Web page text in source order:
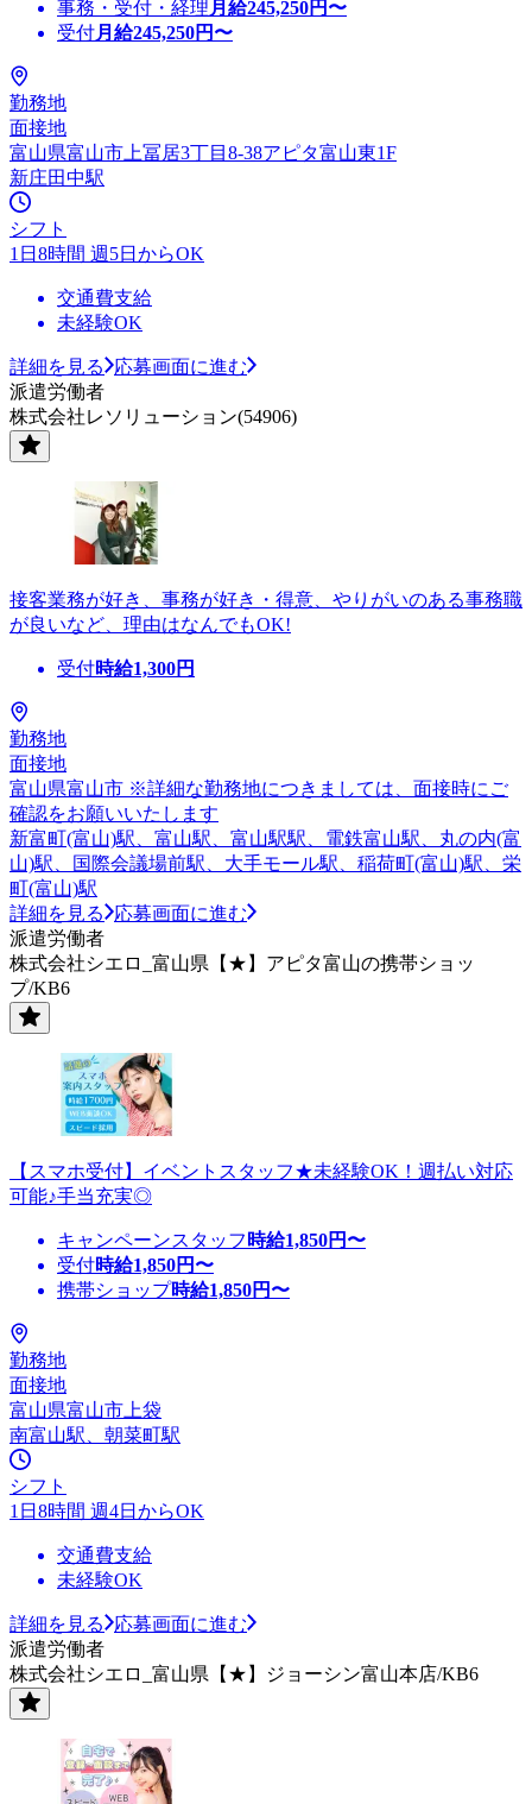
事務・受付・経理 月給245,250円〜
受付月給245,250円〜
勤務地
面接地
富山県富山市上冨居3丁目8-38アピタ富山東1F
新庄田中駅
シフト
1日8時間 週5日からOK
交通費支給
未経験OK
詳細を見る
応募画面に進む
派遣労働者
株式会社レソリューション(54906)
接客業務が好き、事務が好き・得意、やりがいのある事務職
が良いなど、理由はなんでもOK!
受付時給1,300円
勤務地
面接地
富山県富山市 ※詳細な勤務地につきましては、面接時にご
確認をお願いいたします
新富町(富山)駅、富山駅、富山駅駅、電鉄富山駅、丸の内(富
山)駅、国際会議場前駅、大手モール駅、稲荷町(富山)駅、栄
町(富山)駅
詳細を見る
応募画面に進む
派遣労働者
株式会社シエロ_富山県【★】アピタ富山の携帯ショッ
プ/KB6
【スマホ受付】イベントスタッフ★未経験OK！週払い対応
可能♪手当充実◎
キャンペーンスタッフ 時給1,850円〜
受付時給1,850円〜
携帯ショップ時給1,850円〜
勤務地
面接地
富山県富山市上袋
南富山駅、朝菜町駅
シフト
1日8時間 週4日からOK
交通費支給
未経験OK
詳細を見る
応募画面に進む
派遣労働者
株式会社シエロ_富山県【★】ジョーシン富山本店/KB6